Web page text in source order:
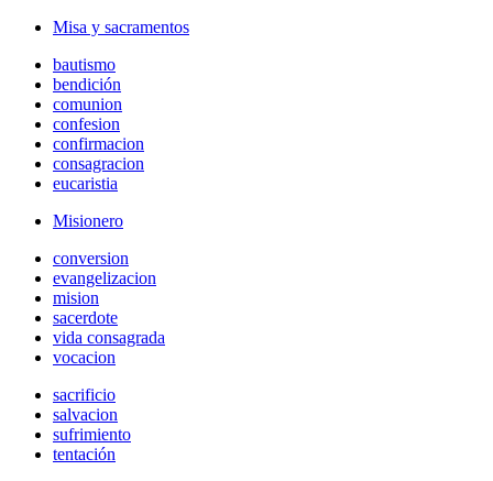
Misa y sacramentos
bautismo
bendición
comunion
confesion
confirmacion
consagracion
eucaristia
Misionero
conversion
evangelizacion
mision
sacerdote
vida consagrada
vocacion
sacrificio
salvacion
sufrimiento
tentación